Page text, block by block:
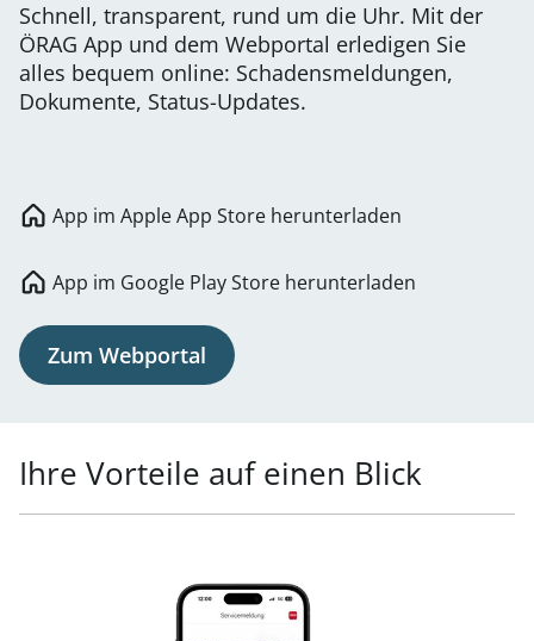
Schnell, transparent, rund um die Uhr. Mit der
ÖRAG App und dem Webportal erledigen Sie
alles bequem online: Schadensmeldungen,
Dokumente, Status-Updates.
App im Apple App Store herunterladen
App im Google Play Store herunterladen
Zum Webportal
Ihre Vorteile auf einen Blick